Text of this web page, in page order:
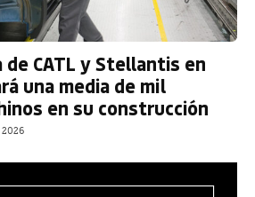
CATL y Stellantis en
una media de mil
en su construcción